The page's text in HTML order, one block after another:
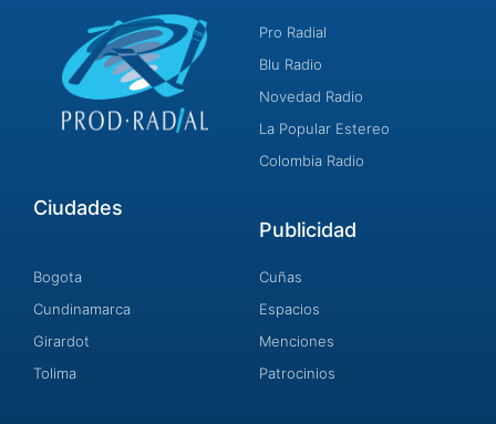
Pro Radial
Blu Radio
Novedad Radio
La Popular Estereo
Colombia Radio
Ciudades
Bogota
Cundinamarca
Girardot
Tolima
Publicidad
Cuñas
Espacios
Menciones
Patrocinios